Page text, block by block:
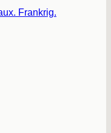
Frankrig.